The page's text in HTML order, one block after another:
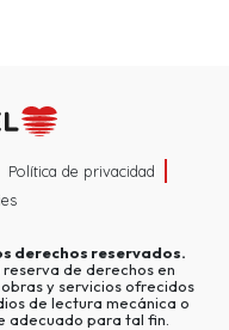
Política de privacidad
derechos reservados.
reserva de derechos en
y servicios ofrecidos
de lectura mecánica o
adecuado para tal fin.